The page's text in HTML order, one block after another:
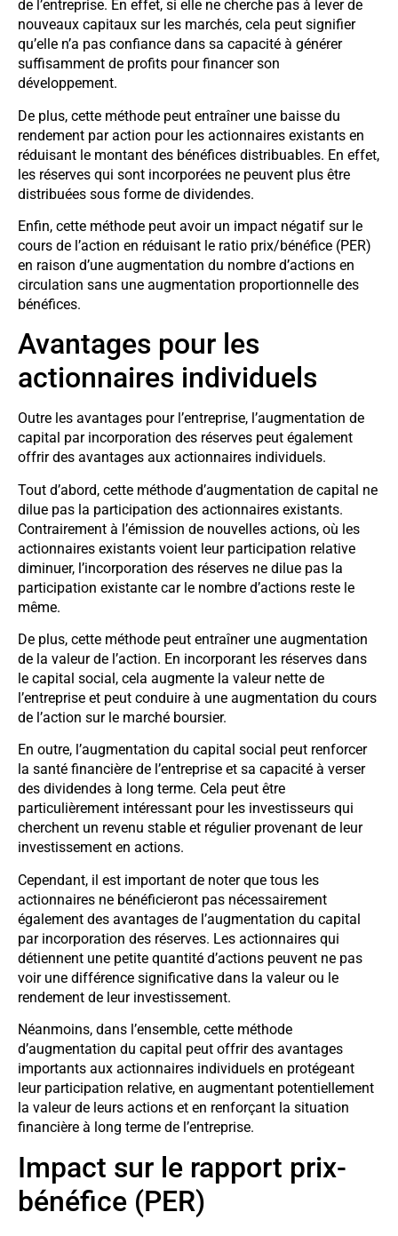
de l’entreprise. En effet, si elle ne cherche pas à lever de
nouveaux capitaux sur les marchés, cela peut signifier
qu’elle n’a pas confiance dans sa capacité à générer
suffisamment de profits pour financer son
développement.
De plus, cette méthode peut entraîner une baisse du
rendement par action pour les actionnaires existants en
réduisant le montant des bénéfices distribuables. En effet,
les réserves qui sont incorporées ne peuvent plus être
distribuées sous forme de dividendes.
Enfin, cette méthode peut avoir un impact négatif sur le
cours de l’action en réduisant le ratio prix/bénéfice (PER)
en raison d’une augmentation du nombre d’actions en
circulation sans une augmentation proportionnelle des
bénéfices.
Avantages pour les
actionnaires individuels
Outre les avantages pour l’entreprise, l’augmentation de
capital par incorporation des réserves peut également
offrir des avantages aux actionnaires individuels.
Tout d’abord, cette méthode d’augmentation de capital ne
dilue pas la participation des actionnaires existants.
Contrairement à l’émission de nouvelles actions, où les
actionnaires existants voient leur participation relative
diminuer, l’incorporation des réserves ne dilue pas la
participation existante car le nombre d’actions reste le
même.
De plus, cette méthode peut entraîner une augmentation
de la valeur de l’action. En incorporant les réserves dans
le capital social, cela augmente la valeur nette de
l’entreprise et peut conduire à une augmentation du cours
de l’action sur le marché boursier.
En outre, l’augmentation du capital social peut renforcer
la santé financière de l’entreprise et sa capacité à verser
des dividendes à long terme. Cela peut être
particulièrement intéressant pour les investisseurs qui
cherchent un revenu stable et régulier provenant de leur
investissement en actions.
Cependant, il est important de noter que tous les
actionnaires ne bénéficieront pas nécessairement
également des avantages de l’augmentation du capital
par incorporation des réserves. Les actionnaires qui
détiennent une petite quantité d’actions peuvent ne pas
voir une différence significative dans la valeur ou le
rendement de leur investissement.
Néanmoins, dans l’ensemble, cette méthode
d’augmentation du capital peut offrir des avantages
importants aux actionnaires individuels en protégeant
leur participation relative, en augmentant potentiellement
la valeur de leurs actions et en renforçant la situation
financière à long terme de l’entreprise.
Impact sur le rapport prix-
bénéfice (PER)